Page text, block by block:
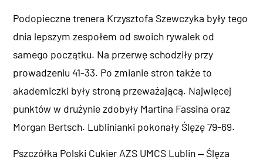
Podopieczne trenera Krzysztofa Szewczyka były tego
dnia lepszym zespołem od swoich rywalek od
samego początku. Na przerwę schodziły przy
prowadzeniu 41-33. Po zmianie stron także to
akademiczki były stroną przeważającą. Najwięcej
punktów w drużynie zdobyły Martina Fassina oraz
Morgan Bertsch. Lublinianki pokonały Ślęzę 79-69.
Pszczółka Polski Cukier AZS UMCS Lublin ‒ Ślęza